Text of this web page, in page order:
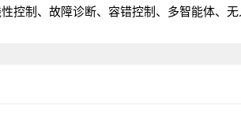
控制、 故障诊断、容错控制、多智能体、无